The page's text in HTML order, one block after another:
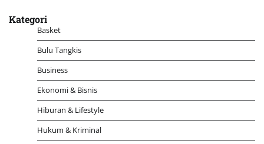
Kategori
Basket
Bulu Tangkis
Business
Ekonomi & Bisnis
Hiburan & Lifestyle
Hukum & Kriminal